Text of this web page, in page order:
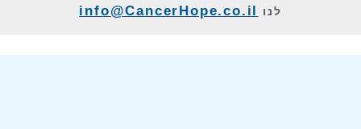
לנו
info@CancerHope.co.il